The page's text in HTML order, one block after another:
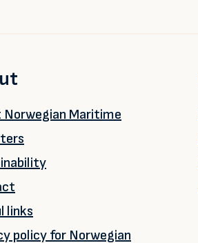
Norwegian Maritime
links
policy for Norwegian